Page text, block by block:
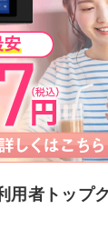
用者トップ